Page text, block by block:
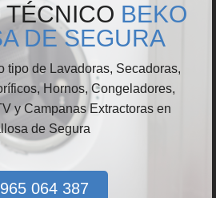
TÉCNICO BEKO
DE SEGURA
tipo de Lavadoras, Secadoras,
Hornos, Congeladores,
y Campanas Extractoras en
de Segura
965 064 387